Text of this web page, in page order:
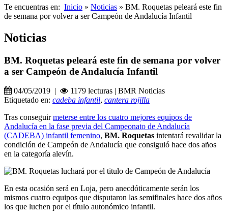
Te encuentras en: Inicio » Noticias » BM. Roquetas peleará este fin
de semana por volver a ser Campeón de Andalucía Infantil
Noticias
BM. Roquetas peleará este fin de semana por volver
a ser Campeón de Andalucía Infantil
04/05/2019 |
1179 lecturas | BMR Noticias
Etiquetado en: cadeba infantil, cantera rojilla
Tras conseguirmeterse entre los cuatro mejores equipos de
Andalucía en la fase previa del Campeonato de Andalucía
(CADEBA) infantil femenino, BM. Roquetas intentará revalidar la
condición de Campeón de Andalucía que consiguió hace dos años
en la categoría alevín.
En esta ocasión será en Loja, pero anecdóticamente serán los
mismos cuatro equipos que disputaron las semifinales hace dos años
los que luchen por el título autonómico infantil.